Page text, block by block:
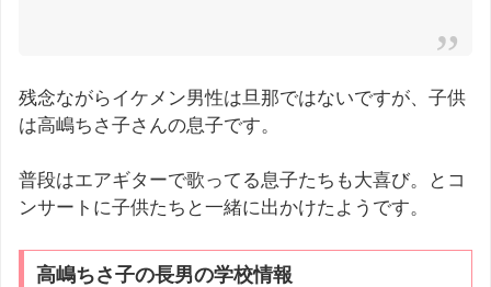
残念ながらイケメン男性は旦那ではないですが、子供
は高嶋ちさ子さんの息子です。
普段はエアギターで歌ってる息子たちも大喜び。とコ
ンサートに子供たちと一緒に出かけたようです。
高嶋ちさ子の長男の学校情報